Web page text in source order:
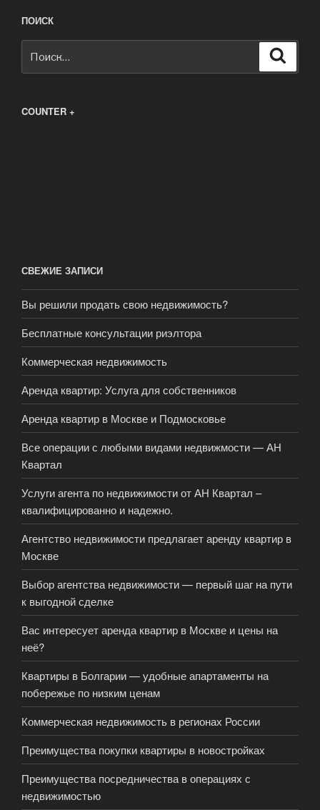
ПОИСК
COUNTER +
СВЕЖИЕ ЗАПИСИ
Вы решили продать свою недвижимость?
Бесплатные консультации риэлтора
Коммерческая недвижимость
Аренда квартир: Услуга для собственников
Аренда квартир в Москве и Подмосковье
Все операции с любыми видами недвижмости — АН
Квартал
Услуги агента по недвижимости от АН Квартал –
квалифицированно и надежно.
Агентство недвижимости предлагает аренду квартир в
Москве
Выбор агентства недвижимости — первый шаг на пути
к выгодной сделке
Вас интересует аренда квартир в Москве и цены на
неё?
Квартиры в Болгарии — удобные апартаменты на
побережье по низким ценам
Коммерческая недвижимость в регионах России
Преимущества покупки квартиры в новостройках
Преимущества посредничества в операциях с
недвижимостью